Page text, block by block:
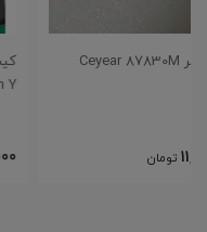
کیت کالیبراسیون 26.5Ghz
84,000,000